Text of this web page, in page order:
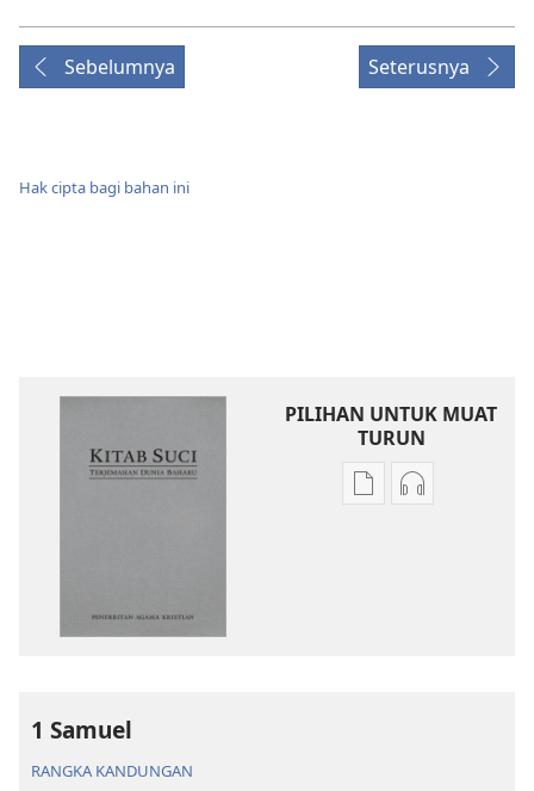
Sebelumnya Seterusnya
Hak cipta bagi bahan ini
PILIHAN UNTUK MUAT
TURUN
PilihanPilihan
1 Samuel
RANGKA KANDUNGAN